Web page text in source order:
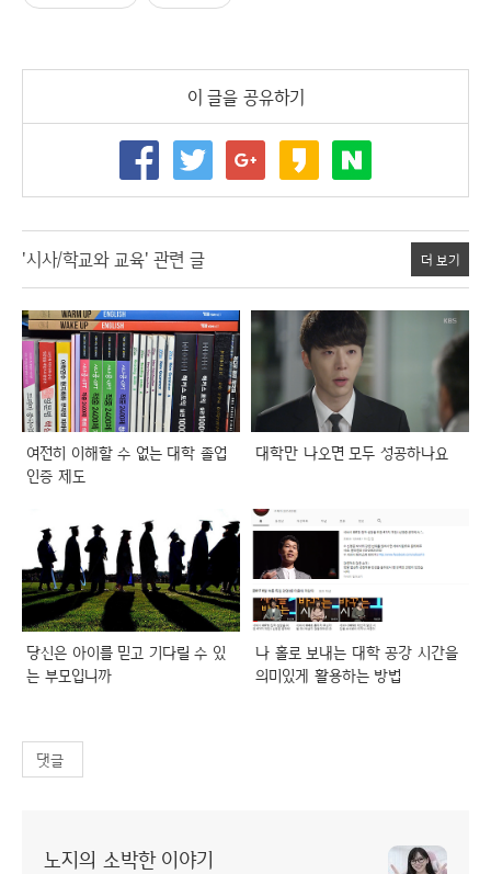
이 글을 공유하기
'시사/학교와 교육' 관련 글 더 보기
여전히 이해할 수 없는 대학 졸업
인증 제도
대학만 나오면 모두 성공하나요
당신은 아이를 믿고 기다릴 수 있
는 부모입니까
나 홀로 보내는 대학 공강 시간을
의미있게 활용하는 방법
댓글
노지의 소박한 이야기